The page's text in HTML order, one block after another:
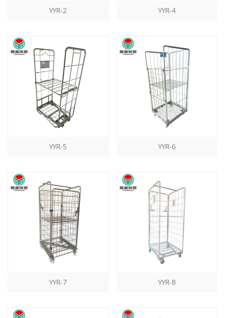
YYR-2 YYR-4
YYR-5 YYR-6
YYR-7 YYR-8